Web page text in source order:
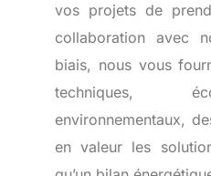
vos projets de
collaboration avec
biais, nous vous
techniques,
environnementaux,
en valeur les